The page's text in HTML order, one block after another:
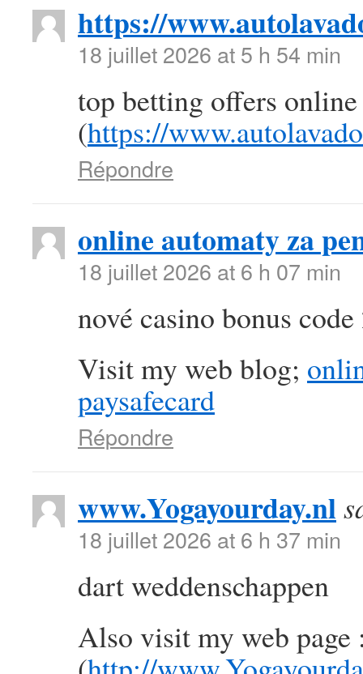
https://
18 juillet 2026 at 5 h 54 min
top betting offers online
(https://
Répondre
online automaty za
18 juillet 2026 at 6 h 07 min
nové casino bonus
Visit my web blog;
paysafecard
Répondre
www.Yogayourday.nl
18 juillet 2026 at 6 h 37 min
dart weddenschappen
Also visit my web page